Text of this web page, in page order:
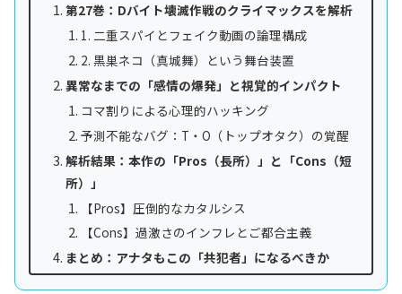
第27巻：Dバイト壊滅作戦のクライマックスを解析
1. 二重スパイとフェイク動画の論理構成
2. 黒巣ネコ（真城舞）という舞台装置
異常なまでの「感情の爆発」と視覚的インパクト
コマ割りによる心理的ハッキング
予測不能なバグ：T・O（トップオタク）の覚醒
解析結果：本作の「Pros（長所）」と「Cons（短
所）」
【Pros】圧倒的なカタルシス
【Cons】過激さのインフレとご都合主義
まとめ：アナタもこの「共犯者」になるべきか